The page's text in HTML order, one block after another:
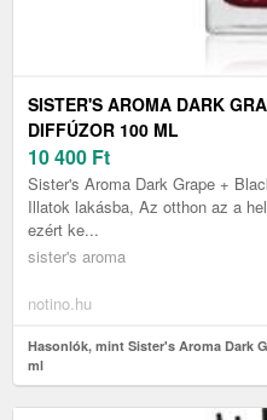
SISTER'S AROMA DARK
DIFFÚZOR 100 ML
10 400 Ft
Sister's Aroma Dark Grape +
Illatok lakásba, Az otthon az a
ezért ke...
sister's aroma
notino.hu
Hasonlók, mint Sister's Aroma Dark
ml